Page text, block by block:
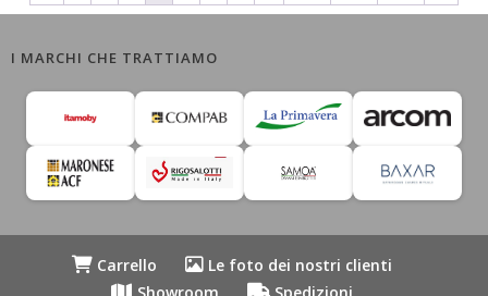
I MARCHI CHE TRATTIAMO
Carrello
Le foto dei nostri clienti